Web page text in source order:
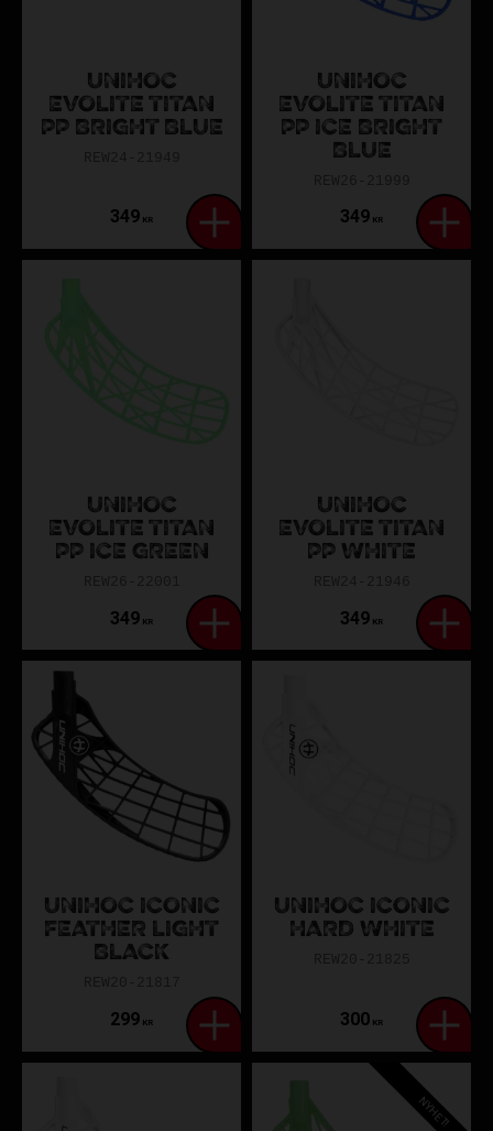
UNIHOC
EVOLITE TITAN
PP BRIGHT BLUE
349 KR
UNIHOC
EVOLITE TITAN
PP ICE BRIGHT
BLUE
349 KR
UNIHOC
EVOLITE TITAN
PP ICE GREEN
349 KR
UNIHOC
EVOLITE TITAN
PP WHITE
349 KR
UNIHOC ICONIC
FEATHER LIGHT
BLACK
299 KR
UNIHOC ICONIC
HARD WHITE
300 KR
NYHET!